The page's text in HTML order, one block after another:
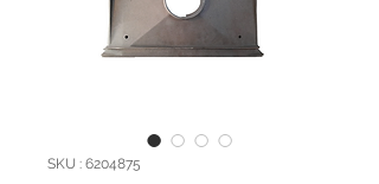
SKU : 6204875